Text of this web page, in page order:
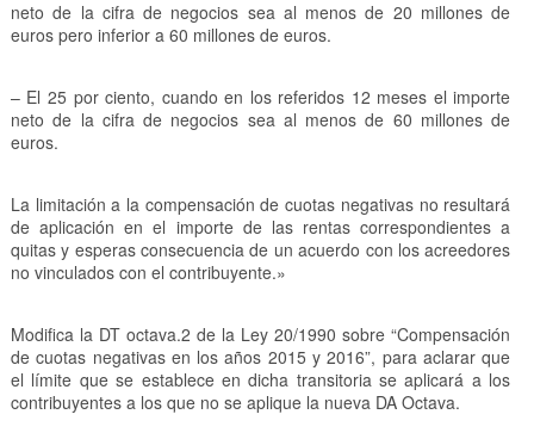
neto de la cifra de negocios sea al menos de 20 millones de
euros pero inferior a 60 millones de euros.
– El 25 por ciento, cuando en los referidos 12 meses el importe
neto de la cifra de negocios sea al menos de 60 millones de
euros.
La limitación a la compensación de cuotas negativas no resultará
de aplicación en el importe de las rentas correspondientes a
quitas y esperas consecuencia de un acuerdo con los acreedores
no vinculados con el contribuyente.»
Modifica la DT octava.2 de la Ley 20/1990 sobre “Compensación
de cuotas negativas en los años 2015 y 2016”, para aclarar que
el límite que se establece en dicha transitoria se aplicará a los
contribuyentes a los que no se aplique la nueva DA Octava.